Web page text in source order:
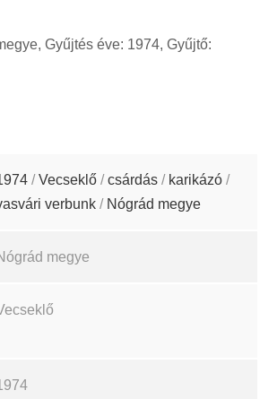
Gyűjtés éve: 1974, Gyűjtő:
/Vecseklő /csárdás / karikázó /
verbunk / Nógrád megye
megye